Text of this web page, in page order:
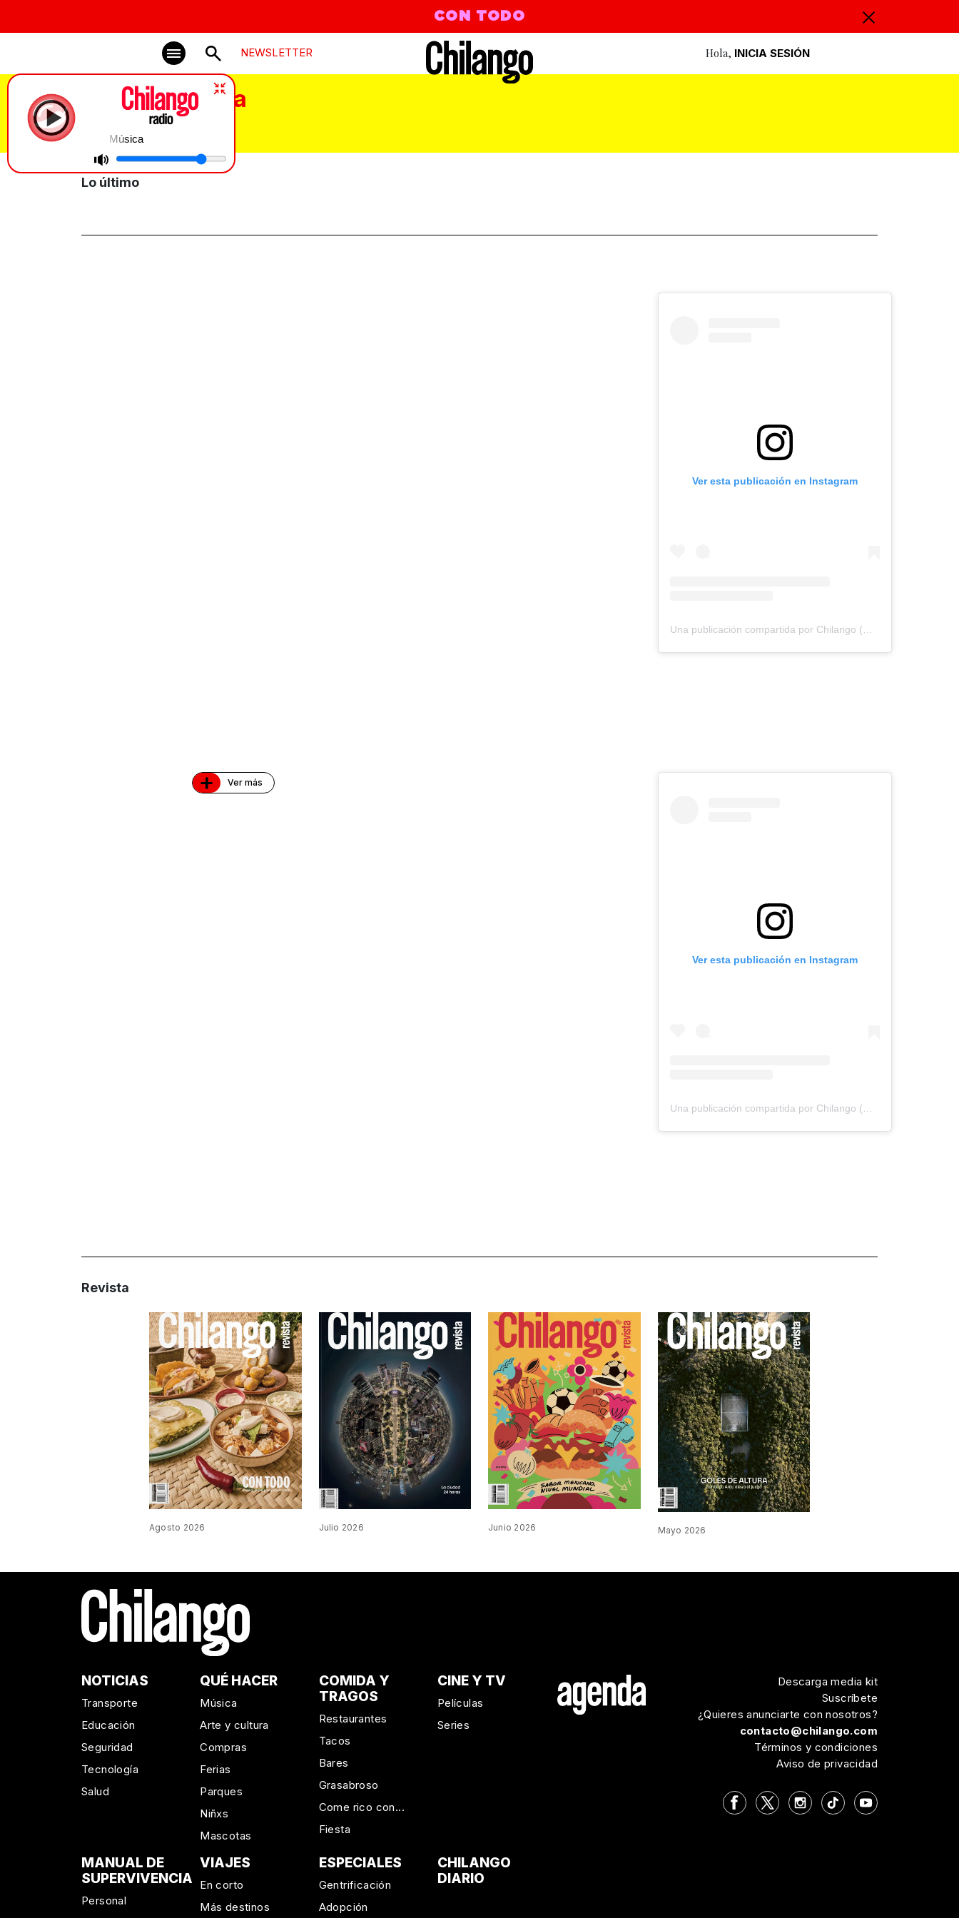
CON TODO
NEWSLETTER Hola, INICIA SESIÓN
Música
Carlos Ballarta
Lo último
Ver esta publicación en Instagram
+ Ver más
Ver esta publicación en Instagram
Una publicación compartida por Chilango (@chilangocom)
Revista
Agosto 2026 Julio 2026 Junio 2026 Mayo 2026
NOTICIAS
Transporte
Educación
Seguridad
Tecnología
Salud
QUÉ HACER
Música
Arte y cultura
Compras
Ferias
Parques
Niñxs
Mascotas
COMIDA Y
TRAGOS
Restaurantes
Tacos
Bares
Grasabroso
Come rico con...
Fiesta
CINE Y TV
Películas
Series
MANUAL DE
SUPERVIVENCIA
Personal
VIAJES
En corto
Más destinos
ESPECIALES
Gentrificación
Adopción
CHILANGO
DIARIO
Descarga media kit
Suscríbete
¿Quieres anunciarte con nosotros?
contacto@chilango.com
Términos y condiciones
Aviso de privacidad